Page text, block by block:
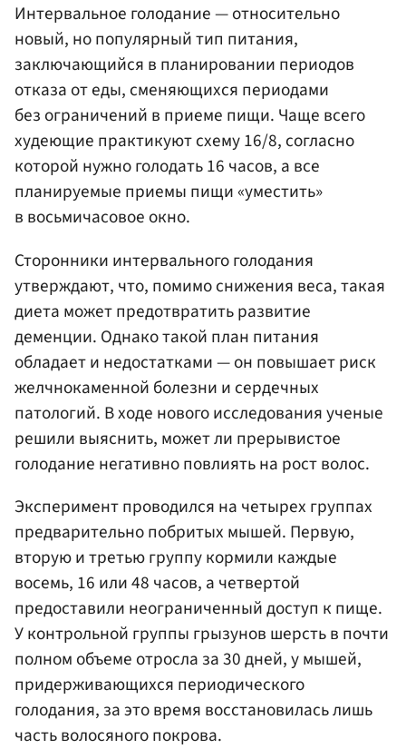
Интервальное голодание — относительно
новый, но популярный тип питания,
заключающийся в планировании периодов
отказа от еды, сменяющихся периодами
без ограничений в приеме пищи. Чаще всего
худеющие практикуют схему 16/8, согласно
которой нужно голодать 16 часов, а все
планируемые приемы пищи «уместить»
в восьмичасовое окно.
Сторонники интервального голодания
утверждают, что, помимо снижения веса, такая
диета может предотвратить развитие
деменции. Однако такой план питания
обладает и недостатками — он повышает риск
желчнокаменной болезни и сердечных
патологий. В ходе нового исследования ученые
решили выяснить, может ли прерывистое
голодание негативно повлиять на рост волос.
Эксперимент проводился на четырех группах
предварительно побритых мышей. Первую,
вторую и третью группу кормили каждые
восемь, 16 или 48 часов, а четвертой
предоставили неограниченный доступ к пище.
У контрольной группы грызунов шерсть в почти
полном объеме отросла за 30 дней, у мышей,
придерживающихся периодического
голодания, за это время восстановилась лишь
часть волосяного покрова.